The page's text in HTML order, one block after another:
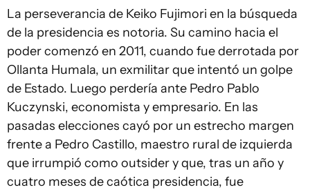
La perseverancia de Keiko Fujimori en la búsqueda
de la presidencia es notoria. Su camino hacia el
poder comenzó en 2011, cuando fue derrotada por
Ollanta Humala, un exmilitar que intentó un golpe
de Estado. Luego perdería ante Pedro Pablo
Kuczynski, economista y empresario. En las
pasadas elecciones cayó por un estrecho margen
frente a Pedro Castillo, maestro rural de izquierda
que irrumpió como outsider y que, tras un año y
cuatro meses de caótica presidencia, fue